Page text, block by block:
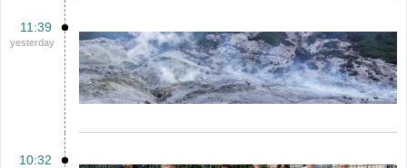
11:39
yesterday
10:32